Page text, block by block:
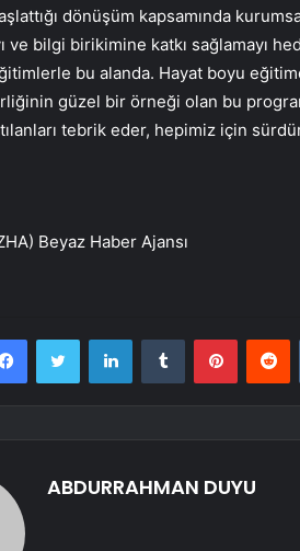
dönüşüm kapsamında
ve bilgi birikimine katkı sağlamayı
bu alanda. Hayat boyu
güzel bir örneği olan bu
tebrik eder, hepimiz için
Beyaz Haber Ajansı
FacebookTwitter LinkedInTumblr Pinterest
ABDURRAHMAN DUYU